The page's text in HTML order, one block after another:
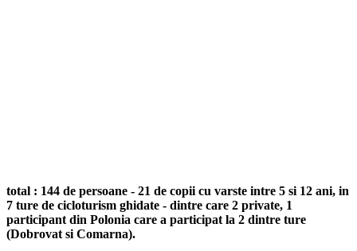
total : 144 de persoane - 21 de copii cu varste intre 5 si 12 ani, in
7 ture de cicloturism ghidate - dintre care 2 private, 1
participant din Polonia care a participat la 2 dintre ture
(Dobrovat si Comarna).